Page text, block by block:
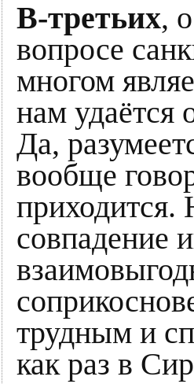
В-третьих,
вопросе
многом
нам удаётся
Да,
вообще
приходится.
совпадение
трудным и
как раз в